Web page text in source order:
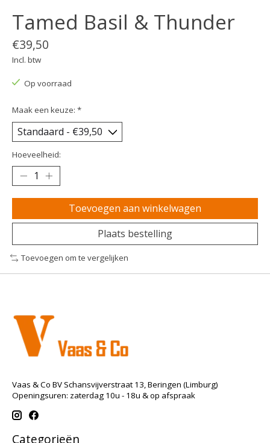
Tamed Basil & Thunder
€39,50
Incl. btw
Op voorraad
Maak een keuze: *
Hoeveelheid:
Toevoegen aan winkelwagen
Plaats bestelling
Toevoegen om te vergelijken
Vaas & Co BV Schansvijverstraat 13, Beringen (Limburg)
Openingsuren: zaterdag 10u - 18u & op afspraak
Categorieën